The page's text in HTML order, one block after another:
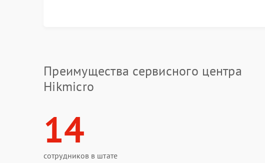
Преимущества сервисного центра
Hikmicro
14
сотрудников в штате